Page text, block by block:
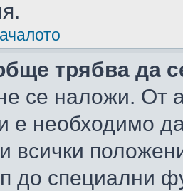
трябва да
се наложи. От
е необходимо
всички
до специални